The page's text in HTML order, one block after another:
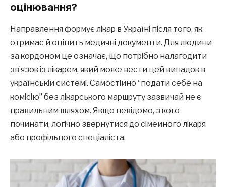
оцінювання?
Направлення формує лікар в Україні після того, як
отримає й оцінить медичні документи. Для людини
за кордоном це означає, що потрібно налагодити
зв’язок із лікарем, який може вести цей випадок в
українській системі. Самостійно “подати себе на
комісію” без лікарського маршруту зазвичай не є
правильним шляхом. Якщо невідомо, з кого
починати, логічно звернутися до сімейного лікаря
або профільного спеціаліста.